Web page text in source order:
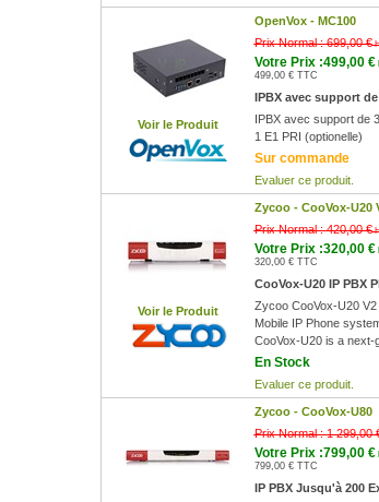
Voir le Produit
OpenVox - MC100
Prix Normal :699,00 €
Votre Prix :499,00 €
499,00 € TTC
IPBX avec support
IPBX avec support de
1 E1 PRI (optionelle)
Sur commande
Evaluer ce produit.
Voir le Produit
Zycoo - CooVox-U20
Prix Normal :420,00 €
Votre Prix :320,00 €
320,00 € TTC
CooVox-U20 IP PBX
Zycoo CooVox-U20
Mobile IP Phone
CooVox-U20 is a next-
En Stock
Evaluer ce produit.
Zycoo - CooVox-U80
Prix Normal :1 299,00
Votre Prix :799,00 €
799,00 € TTC
IP PBX Jusqu'à 200